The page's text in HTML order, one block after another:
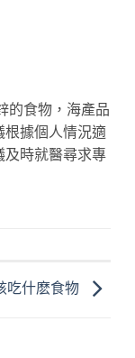
的食物，海產品
根據個人情況適
及時就醫尋求專
吃什麽食物